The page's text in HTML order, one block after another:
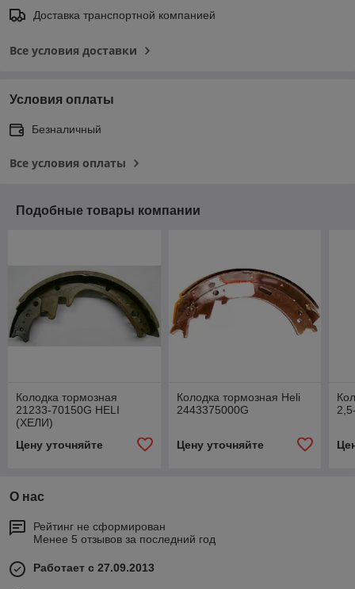
Доставка транспортной компанией
Все условия доставки
Условия оплаты
Безналичный
Все условия оплаты
Подобные товары компании
Колодка тормозная
21233-70150G HELI
(ХЕЛИ)
Цену уточняйте
Колодка тормозная Heli
2443375000G
Цену уточняйте
О нас
Рейтинг не сформирован
Менее 5 отзывов за последний год
Работает с 27.09.2013